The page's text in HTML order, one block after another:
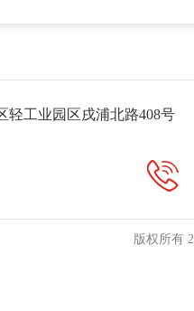
轻工业园区戌浦北路408号
版权所有